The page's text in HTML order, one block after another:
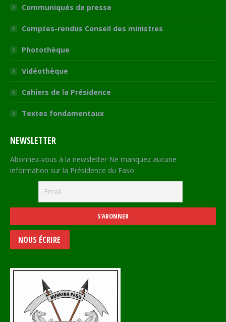
Communiqués de presse
Comptes-rendus Conseil des ministres
Photothèque
Vidéothèque
Cahiers de la Présidence
Textes fondamentaux
NEWSLETTER
Abonnez-vous à la newsletter Ne manquez aucune
information sur la Présidence du Faso
NOUS ÉCRIRE